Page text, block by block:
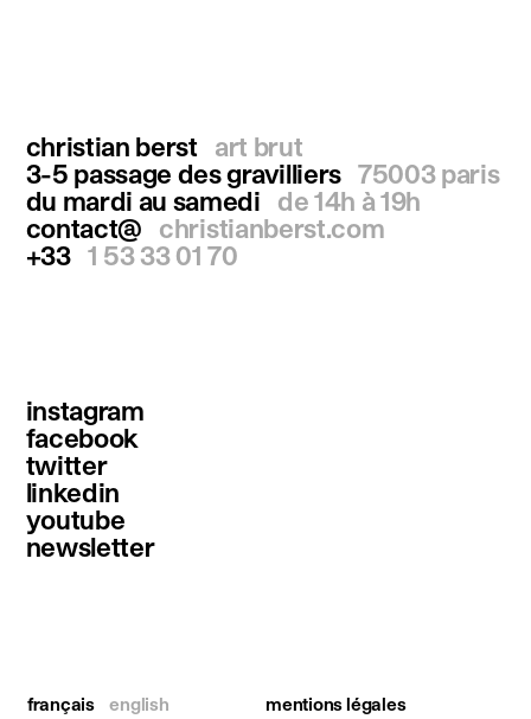
christian berst
art brut
3-5 passage des gravilliers 75003 paris
du mardi au samedi
de 14h à 19h
contact@
christianberst.com
+33 1 53 33 01 70
instagram
facebook
twitter
linkedin
youtube
newsletter
français english mentions légales